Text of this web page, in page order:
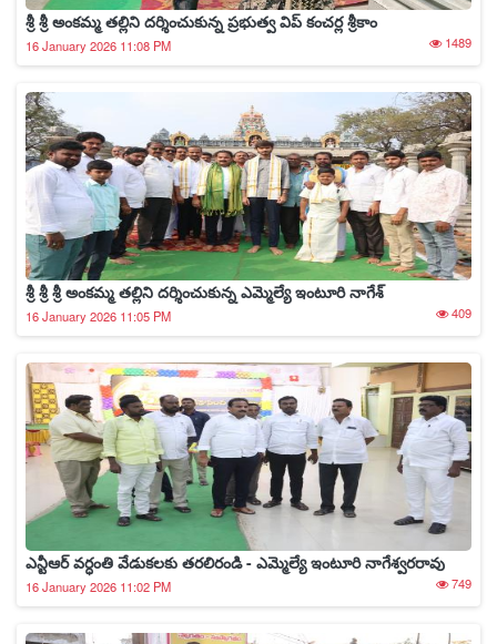
శ్రీ శ్రీ అంకమ్మ తల్లిని దర్శించుకున్న ప్రభుత్వ విప్ కంచర్ల శ్రీకాం
16 January 2026 11:08 PM 1489
శ్రీ శ్రీ శ్రీ అంకమ్మ తల్లిని దర్శించుకున్న ఎమ్మెల్యే ఇంటూరి నాగేశ్
16 January 2026 11:05 PM 409
ఎన్టీఆర్ వర్ధంతి వేడుకలకు తరలిరండి - ఎమ్మెల్యే ఇంటూరి నాగేశ్వరరావు
16 January 2026 11:02 PM 749